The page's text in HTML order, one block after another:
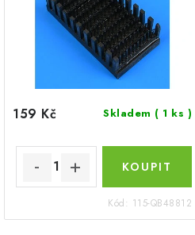
159 Kč Skladem ( 1 ks )
Kód: 115-QB48812